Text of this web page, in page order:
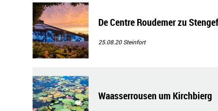
De Centre Roudemer zu
25.08.20Steinfort
Waasserrousen um Kirchbierg